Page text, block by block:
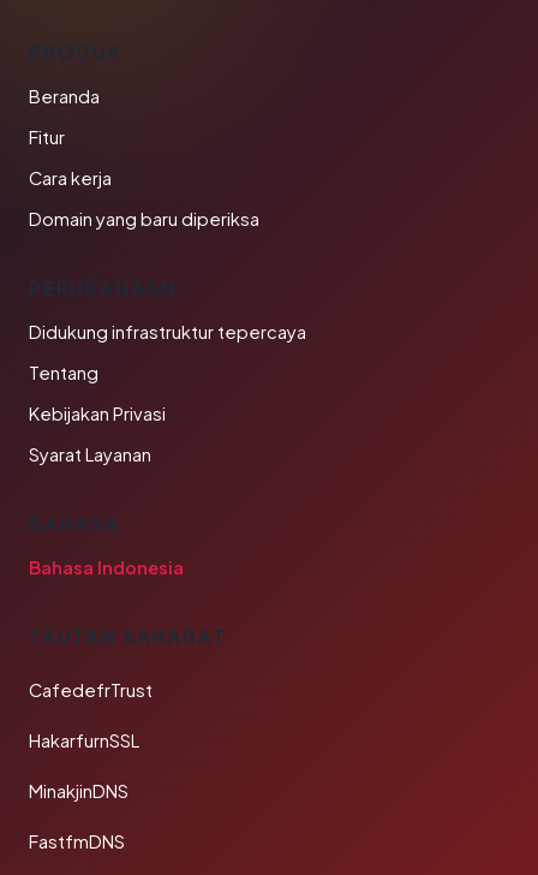
PRODUK
Beranda
Fitur
Cara kerja
Domain yang baru diperiksa
PERUSAHAAN
Didukung infrastruktur tepercaya
Tentang
Kebijakan Privasi
Syarat Layanan
BAHASA
Bahasa Indonesia
TAUTAN SAHABAT
CafedefrTrust
HakarfurnSSL
MinakjinDNS
FastfmDNS